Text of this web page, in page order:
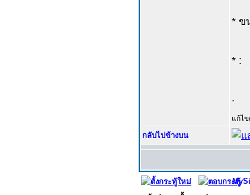
* ข
* :
.
แก้ไ
กลับไปข้างบน